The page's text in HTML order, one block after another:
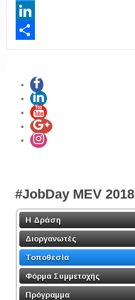
Twitter
LinkedIn
Share
#JobDay MEV 2018
Η Δράση
Διοργανωτές
Τοποθεσία
Φόρμα Συμμετοχής
Πρόγραμμα